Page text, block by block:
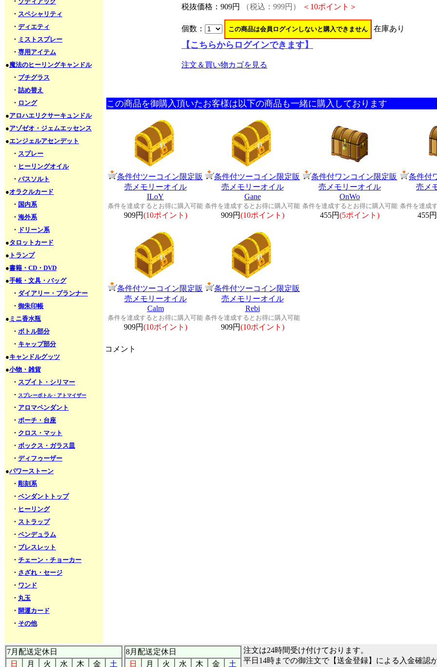
・ スペシャリティ
・ ディエティ
・ ミストスプレー
・ 専用アイテム
●魔法のヒーリングキャンドル
・ プチグラス
・ 詰め替え
・ ロング
●アロハエリクサーキュンドル
●アゾゼオ・ジェムエッセンス
●エンジェルアセンデット
・ スプレー
・ ヒーリングオイル
・ バスソルト
●オラクルカード
・ 国内系
・ 海外系
・ ドリーン系
●タロットカード
● トランプ
●書籍・CD・DVD
●手帳・文具・バッグ
・ ダイアリー・プランナー
・ 御朱印帳
● ミニ香水瓶
・ ボトル部分
・ キャップ部分
●キャンドルグッツ
●小物・雑貨
・ スプイト・シリマー
・ スプレーボトル・アトマイザー
・ アロマペンダント
・ ポーチ・台座
・ クロス・マット
・ ボックス・ガラス皿
・ ディフゥーザー
●パワーストーン
・ 彫刻系
・ ペンダントトップ
・ ヒーリング
・ ストラップ
・ ペンデュラム
・ ブレスレット
・ チェーン・チョーカー
・ さざれ・セージ
・ ワンド
・ 丸玉
・ 開運カード
・ その他
税抜価格： 909円 （税込：999円） ＜10ポイント＞
個数： 在庫あり
【こちらからログインできます】
注文＆買い物カゴを見る
この商品を御購入頂いたお客様は以下の商品も一緒に購入しております
条件付ツーコイン限定販
売メモリーオイル
ILoY
条件を達成するとお得に購入可能
909円(10ポイント)
条件付ツーコイン限定販
売メモリーオイル
Gane
条件を達成するとお得に購入可能
909円(10ポイント)
条件付ワンコイン限定販
売メモリーオイル
OnWo
条件を達成するとお得に購入可能
455円(5ポイント)
条件付
売メ
条件を達成
455円
条件付ツーコイン限定販
売メモリーオイル
Calm
条件を達成するとお得に購入可能
909円(10ポイント)
条件付ツーコイン限定販
売メモリーオイル
Rebi
条件を達成するとお得に購入可能
909円(10ポイント)
コメント
7月配送定休日
日
月 火 水 木 金 土
8月配送定休日
日
月 火 水 木 金 土
注文は24時間受け付けております。
平日14時までの御注文で【送金登録】による入金確認